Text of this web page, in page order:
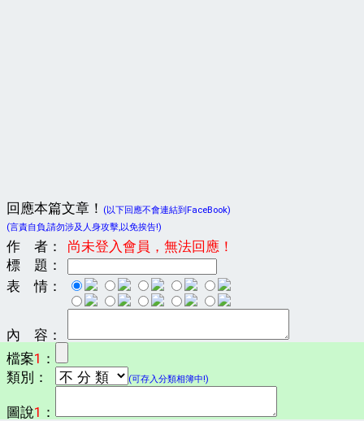
回應本篇文章！
(以下回應不會連結到FaceBook)
(言責自負,請勿涉及人身攻擊,以免挨告!)
作 者：
尚未登入會員，無法回應！
標 題：
表 情：
內 容：
檔案1 ：
類別：
(可存入分類相簿中!)
圖說1 ：